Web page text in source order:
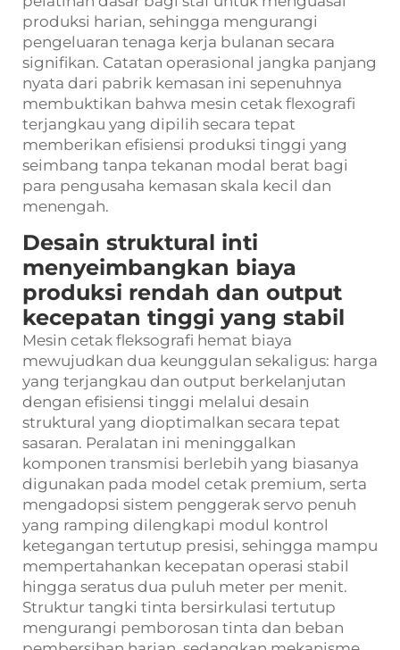
produksi harian, sehingga mengurangi
pengeluaran tenaga kerja bulanan secara
signifikan. Catatan operasional jangka panjang
nyata dari pabrik kemasan ini sepenuhnya
membuktikan bahwa mesin cetak flexografi
terjangkau yang dipilih secara tepat
memberikan efisiensi produksi tinggi yang
seimbang tanpa tekanan modal berat bagi
para pengusaha kemasan skala kecil dan
menengah.
Desain struktural inti
menyeimbangkan biaya
produksi rendah dan output
kecepatan tinggi yang stabil
Mesin cetak fleksografi hemat biaya
mewujudkan dua keunggulan sekaligus: harga
yang terjangkau dan output berkelanjutan
dengan efisiensi tinggi melalui desain
struktural yang dioptimalkan secara tepat
sasaran. Peralatan ini meninggalkan
komponen transmisi berlebih yang biasanya
digunakan pada model cetak premium, serta
mengadopsi sistem penggerak servo penuh
yang ramping dilengkapi modul kontrol
ketegangan tertutup presisi, sehingga mampu
mempertahankan kecepatan operasi stabil
hingga seratus dua puluh meter per menit.
Struktur tangki tinta bersirkulasi tertutup
mengurangi pemborosan tinta dan beban